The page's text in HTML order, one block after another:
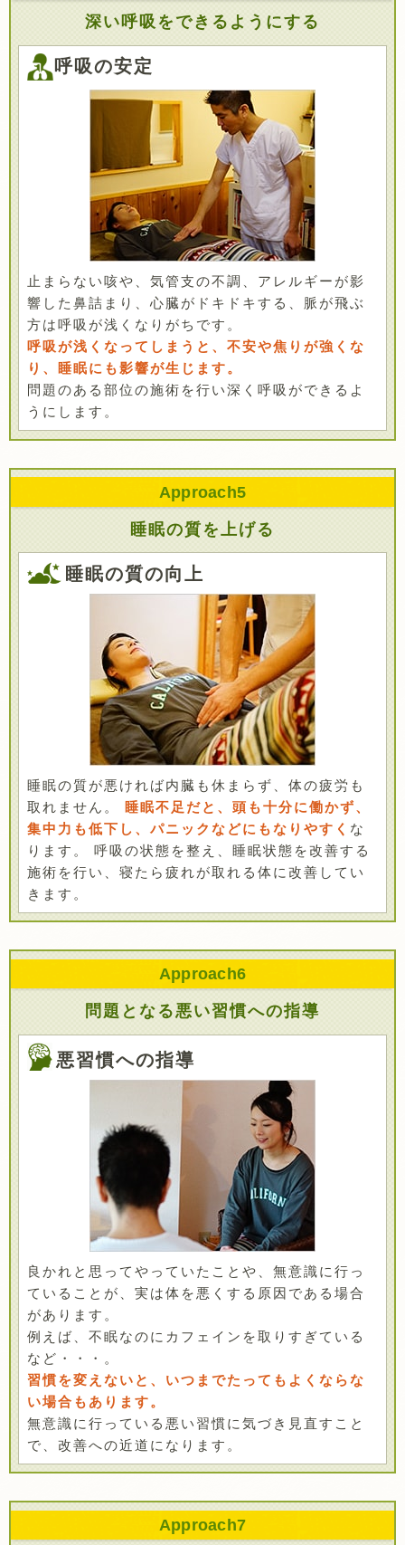
深い呼吸をできるようにする
呼吸の安定
止まらない咳や、気管支の不調、アレルギーが影
響した鼻詰まり、心臓がドキドキする、脈が飛ぶ
方は呼吸が浅くなりがちです。
呼吸が浅くなってしまうと、不安や焦りが強くな
り、睡眠にも影響が生じます。
問題のある部位の施術を行い深く呼吸ができるよ
うにします。
Approach5
睡眠の質を上げる
睡眠の質の向上
睡眠の質が悪ければ内臓も休まらず、体の疲労も
取れません。
睡眠不足だと、頭も十分に働かず、
集中力も低下し、パニックなどにもなりやすく な
ります。 呼吸の状態を整え、睡眠状態を改善する
施術を行い、寝たら疲れが取れる体に改善してい
きます。
Approach6
問題となる悪い習慣への指導
悪習慣への指導
良かれと思ってやっていたことや、無意識に行っ
ていることが、実は体を悪くする原因である場合
があります。
例えば、不眠なのにカフェインを取りすぎている
など・・・。
習慣を変えないと、いつまでたってもよくならな
い場合もあります。
無意識に行っている悪い習慣に気づき見直すこと
で、改善への近道になります。
Approach7